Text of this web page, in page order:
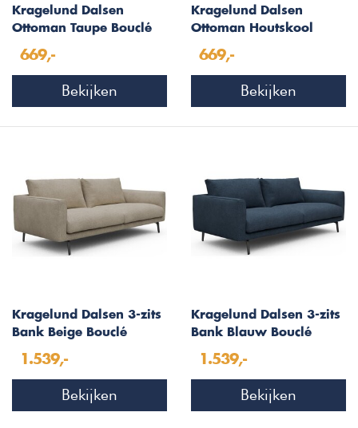
Kragelund Dalsen
Ottoman Taupe Bouclé
669,-
Bekijken
Kragelund Dalsen
Ottoman Houtskool
669,-
Bekijken
Kragelund Dalsen 3-zits
Bank Beige Bouclé
1.539,-
Bekijken
Kragelund Dalsen 3-zits
Bank Blauw Bouclé
1.539,-
Bekijken